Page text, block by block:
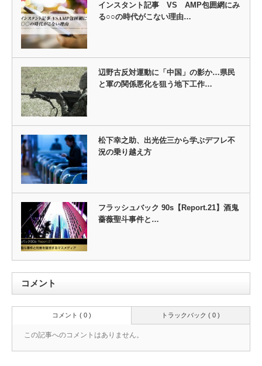
インスタント記事 VS AMP包囲網にみ
る○○の時代がこない理由…
辺野古反対運動に「中国」の影か…県民
と軍の関係悪化を狙う地下工作…
松下幸之助、出光佐三から学ぶデフレ不
況の乗り越え方
フラッシュバック 90s【Report.21】酒鬼
薔薇聖斗事件と…
コメント
トラックバック ( 0 )
コメント ( 0 )
この記事へのコメントはありません。